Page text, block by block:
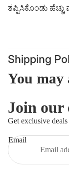
ತಪ್ಪಿಸಿಕೊಂಡು
Shipping
You may
Join our
Get exclusive
Email